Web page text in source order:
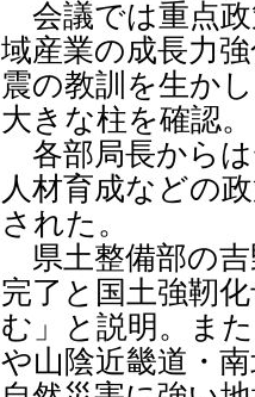
会議では重点
域産業の成長力
震の教訓を生か
大きな柱を確認。
各部局長からは
人材育成などの
された。
県土整備部の吉
完了と国土強靭
む」と説明。ま
や山陰近畿道・